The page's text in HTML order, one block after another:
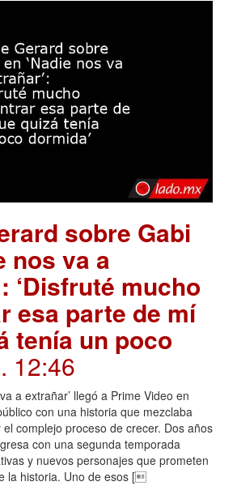
sobre Gabi
nos va a
‘Disfruté mucho
esa parte de mí
tenía un poco
. 12:46
a extrañar’ llegó a Prime Video en
con una historia que mezclaba
complejo proceso de crecer. Dos años
con una segunda temporada
y nuevos personajes que prometen
la historia. Uno de esos [